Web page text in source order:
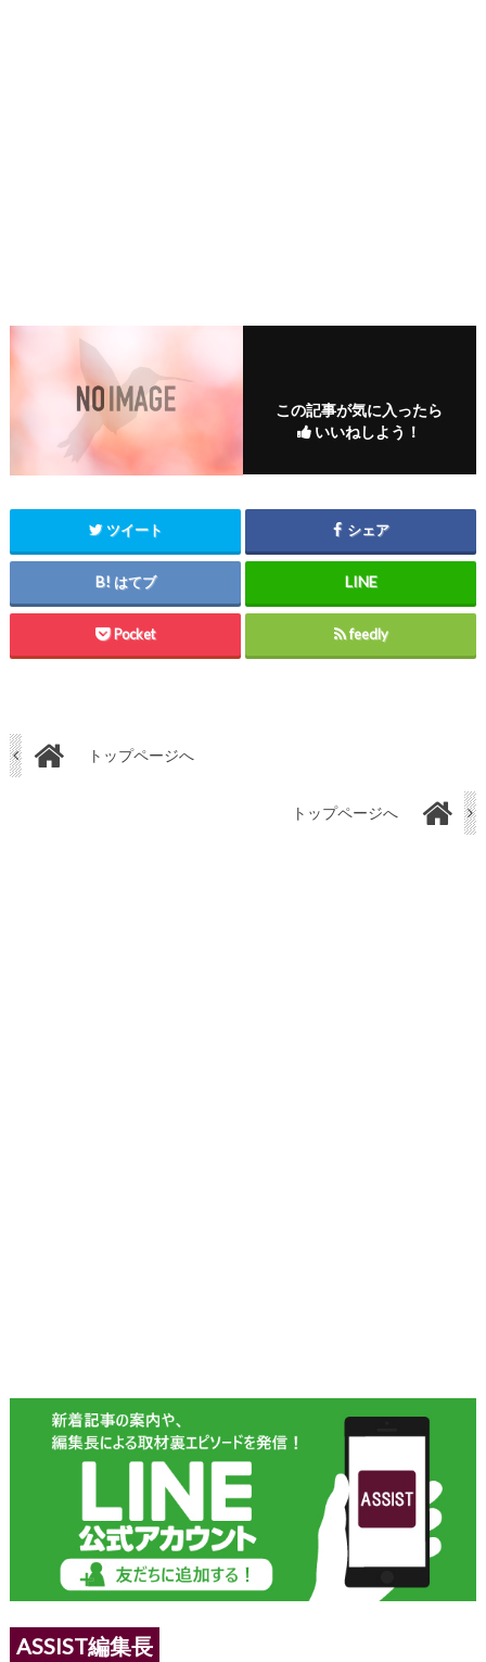
この記事が気に入ったら
いいねしよう！
ツイート シェア
はてブ
Pocket feedly
トップページへ
トップページへ
ASSIST編集長